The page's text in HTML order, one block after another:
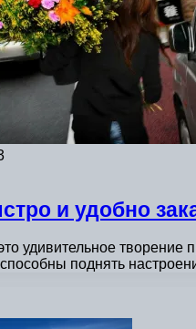
и удобно
удивительное творение
способны поднять